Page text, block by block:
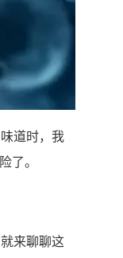
道时，我
了。
来聊聊这